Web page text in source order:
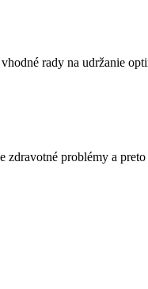
rady na ‍udržanie
​zdravotné ‍problémy a